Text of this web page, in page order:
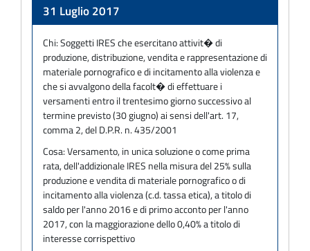
31 Luglio 2017
Chi:Soggetti IRES che esercitano attivit� di
produzione, distribuzione, vendita e rappresentazione di
materiale pornografico e di incitamento alla violenza e
che si avvalgono della facolt� di effettuare i
versamenti entro il trentesimo giorno successivo al
termine previsto (30 giugno) ai sensi dell'art. 17,
comma 2, del D.P.R. n. 435/2001
Cosa:Versamento, in unica soluzione o come prima
rata, dell'addizionale IRES nella misura del 25% sulla
produzione e vendita di materiale pornografico o di
incitamento alla violenza (c.d. tassa etica), a titolo di
saldo per l'anno 2016 e di primo acconto per l'anno
2017, con la maggiorazione dello 0,40% a titolo di
interesse corrispettivo